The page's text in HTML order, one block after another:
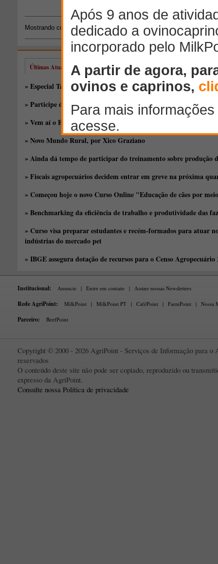
Mostrando conteúdos: 1 - 1 de 1 para "brasileia"
Últimas Atualizações
» Especial Taça de Silagem: novos híbridos, antigas discussões
» Participe do EducaPoint Day, o melhor evento online gratuito!
» Vem aí o EducaPoint!
» Novo Mundo Rural, por Xico Graziano
» Ainda dá tempo de participar do treinamento sobre produção
» Fiscais agropecuários decidem entrar em greve na próxima
» Começou hoje o novo Curso Online "Educação de cães por
» Benchmarking da eficiência de trabalho e produtividade das
» Curso visa preparar estudantes e recém-formados para atuar
indústrias do mercado pet
» IBGE assegura dotação de recursos para o Censo Agropecuário
Institucional: Anuncie | Entre em contato | Assine nossas Newsletters
Rede AgriPoint: MilkPoint | MilkPoint PT | CaféPoint | FarmPoint | Nossa
Parceiro: BeefPoint
Copyright © 2000 - 2026 AgriPoint - Serviços de Informação para o
reservados
O conteúdo deste site não pode ser copiado, reproduzido ou
expresso da AgriPoint.
Consulte nossa Política de privacidade